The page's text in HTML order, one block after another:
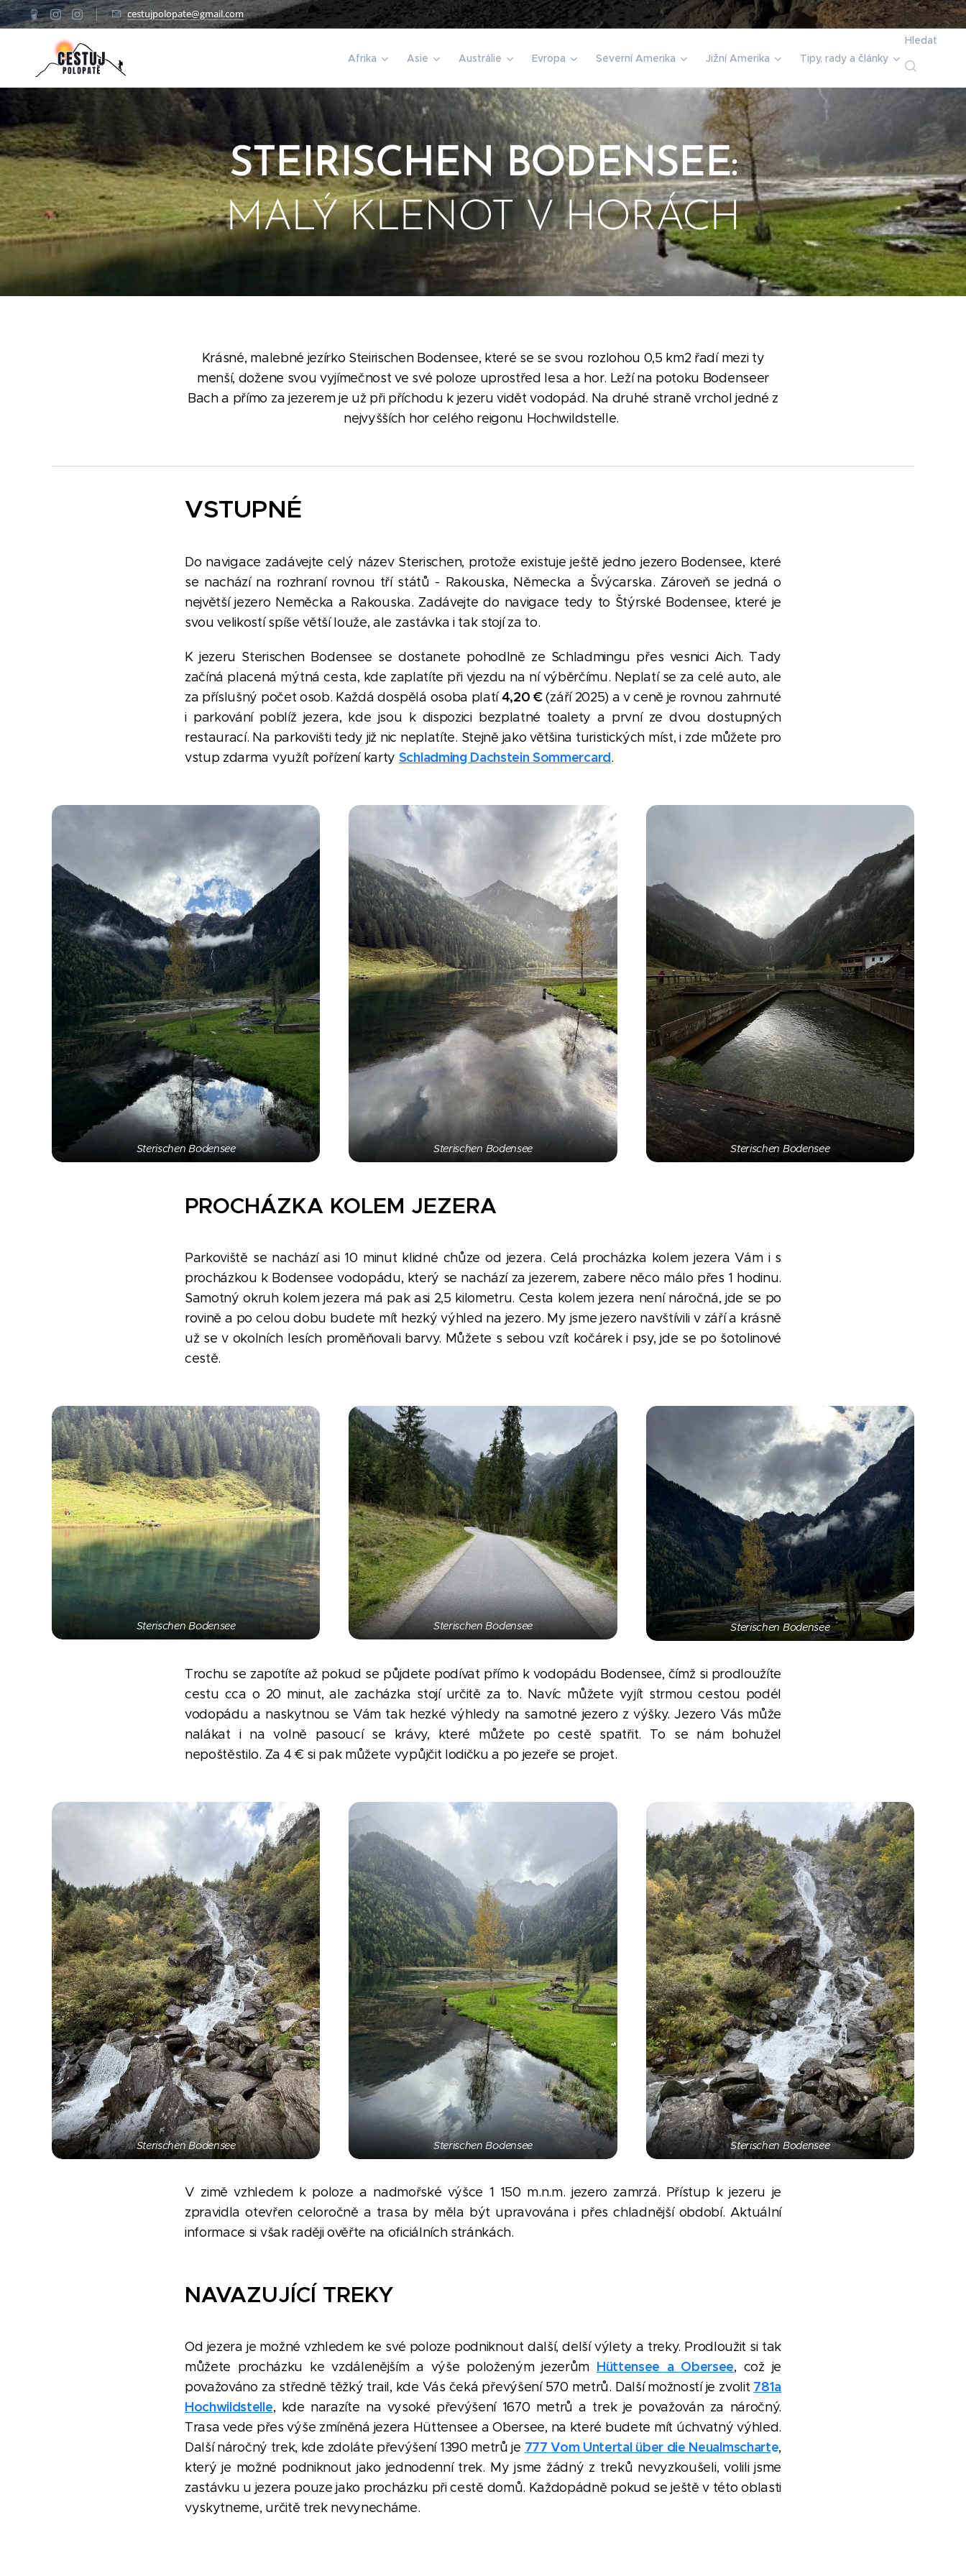
cestujpolopate@gmail.com
Afrika Asie Austrálie Evropa Severní Amerika Jižní Amerika Tipy, rady a články
Hledat
STEIRISCHEN BODENSEE:
MALÝ KLENOT V HORÁCH
Krásné, malebné jezírko Steirischen Bodensee, které se se svou rozlohou 0,5 km2 řadí mezi ty
menší, dožene svou vyjímečnost ve své poloze uprostřed lesa a hor. Leží na potoku Bodenseer
Bach a přímo za jezerem je už při příchodu k jezeru vidět vodopád. Na druhé straně vrchol jedné z
nejvyšších hor celého reigonu Hochwildstelle.
VSTUPNÉ
Do navigace zadávejte celý název Sterischen, protože existuje ještě jedno jezero Bodensee, které
se nachází na rozhraní rovnou tří států - Rakouska, Německa a Švýcarska. Zároveň se jedná o
největší jezero Neměcka a Rakouska. Zadávejte do navigace tedy to Štýrské Bodensee, které je
svou velikostí spíše větší louže, ale zastávka i tak stojí za to.
K jezeru Sterischen Bodensee se dostanete pohodlně ze Schladmingu přes vesnici Aich. Tady
začíná placená mýtná cesta, kde zaplatíte při vjezdu na ní výběrčímu. Neplatí se za celé auto, ale
za příslušný počet osob. Každá dospělá osoba platí4,20€(září 2025) a v ceně je rovnou zahrnuté
i parkování poblíž jezera, kde jsou k dispozici bezplatné toalety a první ze dvou dostupných
restaurací. Na parkovišti tedy již nic neplatíte. Stejně jako většina turistických míst, i zde můžete pro
vstup zdarma využít pořízení karty Schladming Dachstein Sommercard.
Sterischen Bodensee Sterischen Bodensee Sterischen Bodensee
PROCHÁZKA KOLEM JEZERA
Parkoviště se nachází asi 10 minut klidné chůze od jezera. Celá procházka kolem jezera Vám i s
procházkou k Bodensee vodopádu, který se nachází za jezerem, zabere něco málo přes 1 hodinu.
Samotný okruh kolem jezera má pak asi 2,5 kilometru. Cesta kolem jezera není náročná, jde se po
rovině a po celou dobu budete mít hezký výhled na jezero. My jsme jezero navštívili v září a krásně
už se v okolních lesích proměňovali barvy. Můžete s sebou vzít kočárek i psy, jde se po šotolinové
cestě.
Sterischen Bodensee Sterischen Bodensee Sterischen Bodensee
Trochu se zapotíte až pokud se půjdete podívat přímo k vodopádu Bodensee, čímž si prodloužíte
cestu cca o 20 minut, ale zacházka stojí určitě za to. Navíc můžete vyjít strmou cestou podél
vodopádu a naskytnou se Vám tak hezké výhledy na samotné jezero z výšky. Jezero Vás může
nalákat i na volně pasoucí se krávy, které můžete po cestě spatřit. To se nám bohužel
nepoštěstilo. Za 4€ si pak můžete vypůjčit lodičku a po jezeře se projet.
Sterischen Bodensee Sterischen Bodensee Sterischen Bodensee
V zimě vzhledem k poloze a nadmořské výšce 1 150 m.n.m. jezero zamrzá. Přístup k jezeru je
zpravidla otevřen celoročně a trasa by měla být upravována i přes chladnější období. Aktuální
informace si však raději ověřte na oficiálních stránkách.
NAVAZUJÍCÍ TREKY
Od jezera je možné vzhledem ke své poloze podniknout další, delší výlety a treky. Prodloužit si tak
můžete procházku ke vzdálenějším a výše položeným jezerům Hüttensee a Obersee, což je
považováno za středně těžký trail, kde Vás čeká převýšení 570 metrů. Další možností je zvolit 781a
Hochwildstelle, kde narazíte na vysoké převýšení 1670 metrů a trek je považován za náročný.
Trasa vede přes výše zmíněná jezera Hüttensee a Obersee, na které budete mít úchvatný výhled.
Další náročný trek, kde zdoláte převýšení 1390 metrů je 777Vom Untertal über die Neualmscharte,
který je možné podniknout jako jednodenní trek. My jsme žádný z treků nevyzkoušeli, volili jsme
zastávku u jezera pouze jako procházku při cestě domů. Každopádně pokud se ještě v této oblasti
vyskytneme, určitě trek nevynecháme.